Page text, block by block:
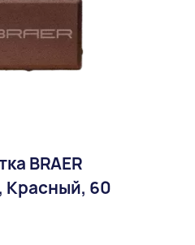
BRAER
Красный, 60